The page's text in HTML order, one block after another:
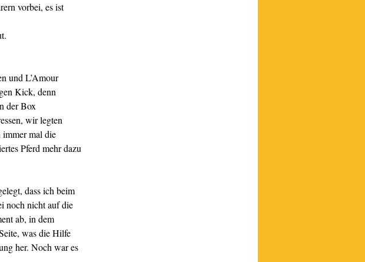
vorbei, es ist
und L’Amour
Kick, denn
der Box
wir legten
mal die
Pferd mehr dazu
dass ich beim
noch nicht auf die
ab, in dem
was die Hilfe
her. Noch war es